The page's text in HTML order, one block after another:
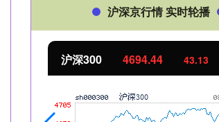
沪深京行情 实时轮播
北证50 1134.24